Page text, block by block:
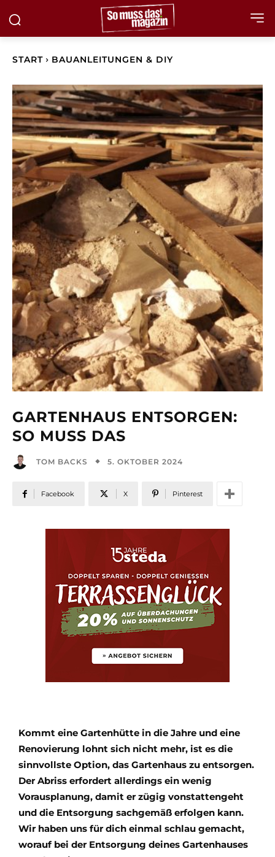
START BAUANLEITUNGEN & DIY
GARTENHAUS ENTSORGEN:
SO MUSS DAS
TOM BACKS 5. OKTOBER 2024
Facebook X Pinterest
Kommt eine Gartenhütte in die Jahre und eine
Renovierung lohnt sich nicht mehr, ist es die
sinnvollste Option, das Gartenhaus zu entsorgen.
Der Abriss erfordert allerdings ein wenig
Vorausplanung, damit er zügig vonstattengeht
und die Entsorgung sachgemäß erfolgen kann.
Wir haben uns für dich einmal schlau gemacht,
worauf bei der Entsorgung deines Gartenhauses